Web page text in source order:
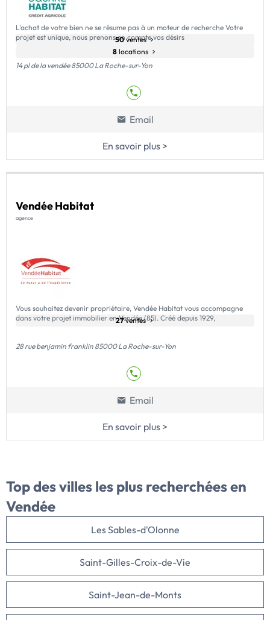
L'achat de votre bien ne se résume pas à un moteur de recherche Votre
projet est unique, nous prenons en compte vos désirs
50ventes
8 locations
14 pl de la vendée 85000 La Roche-sur-Yon
Email
En savoir plus >
Vendée Habitat
agence
Vous souhaitez devenir propriétaire, Vendée Habitat vous accompagne
dans votre projet immobilier en Vendée (85). Créé depuis 1929,
27ventes
28 rue benjamin franklin 85000 La Roche-sur-Yon
Email
En savoir plus >
Top des villes les plus recherchées en
Vendée
Les Sables-d'Olonne
Saint-Gilles-Croix-de-Vie
Saint-Jean-de-Monts